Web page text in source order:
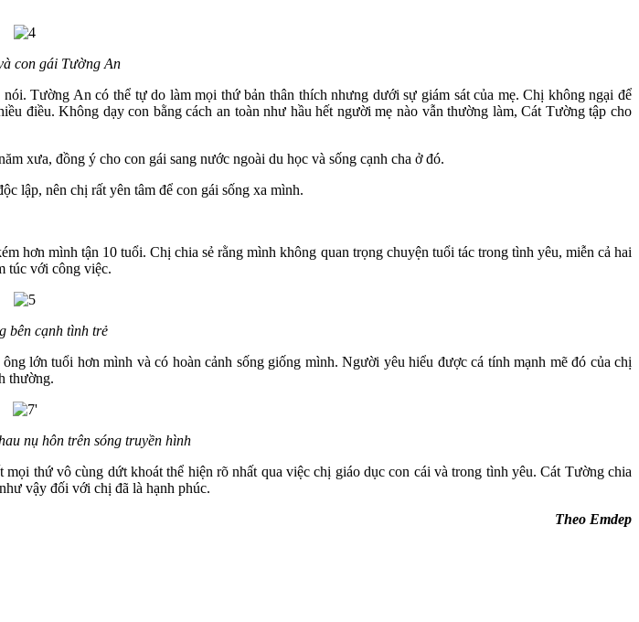
con gái Tường An
Tường An có thể tự do làm mọi thứ bản thân thích nhưng dưới sự giám sát của mẹ. Chị không ngại để
điều. Không dạy con bằng cách an toàn như hầu hết người mẹ nào vẫn thường làm, Cát Tường tập cho
xưa, đồng ý cho con gái sang nước ngoài du học và sống cạnh cha ở đó.
lập, nên chị rất yên tâm để con gái sống xa mình.
hơn mình tận 10 tuổi. Chị chia sẻ rằng mình không quan trọng chuyện tuổi tác trong tình yêu, miễn cả hai
túc với công việc.
bên cạnh tình trẻ
lớn tuổi hơn mình và có hoàn cảnh sống giống mình. Người yêu hiểu được cá tính mạnh mẽ đó của chị
thường.
nụ hôn trên sóng truyền hình
thứ vô cùng dứt khoát thể hiện rõ nhất qua việc chị giáo dục con cái và trong tình yêu. Cát Tường chia
vậy đối với chị đã là hạnh phúc.
Theo Emdep